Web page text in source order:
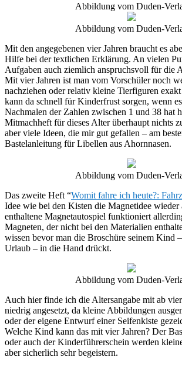
Abbildung vom Duden-
Abbildung vom Duden-
Mit den angegebenen vier Jahren braucht es
Hilfe bei der textlichen Erklärung. An vielen
Aufgaben auch ziemlich anspruchsvoll für die
Mit vier Jahren ist man vom Vorschüler noch
nachziehen oder relativ kleine Tierfiguren exakt
kann da schnell für Kinderfrust sorgen, wenn
Nachmalen der Zahlen zwischen 1 und 38 hat
Mitmachheft für dieses Alter überhaupt nichts
aber viele Ideen, die mir gut gefallen – am
Bastelanleitung für Libellen aus Ahornnasen.
Abbildung vom Duden-
Das zweite Heft “Womit fahre ich heute?:
Idee wie bei den Kisten die Magnetidee
enthaltene Magnetautospiel funktioniert
Magneten, der nicht bei den Materialien
wissen bevor man die Broschüre seinem Kind
Urlaub – in die Hand drückt.
Abbildung vom Duden-
Auch hier finde ich die Altersangabe mit ab
niedrig angesetzt, da kleine Abbildungen
oder der eigene Entwurf einer Seifenkiste
Welche Kind kann das mit vier Jahren? Der
oder auch der Kinderführerschein werden
aber sicherlich sehr begeistern.